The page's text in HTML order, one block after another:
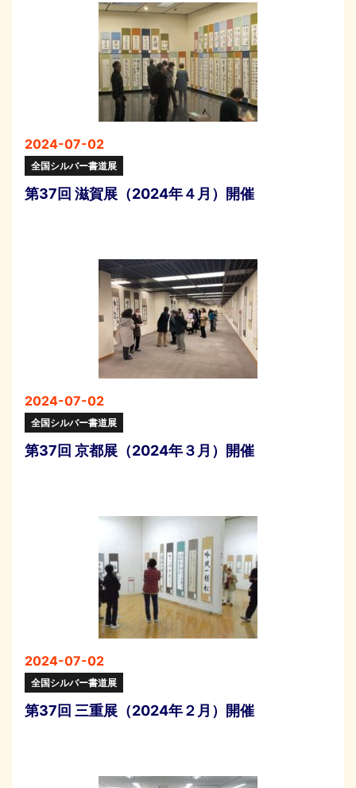
2024-07-02
全国シルバー書道展
第37回 滋賀展（2024年４月）開催
2024-07-02
全国シルバー書道展
第37回 京都展（2024年３月）開催
2024-07-02
全国シルバー書道展
第37回 三重展（2024年２月）開催